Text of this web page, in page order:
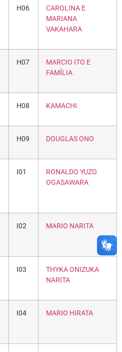
H06
CAROLINA E
MARIANA
VAKAHARA
H07
MARCIO ITO E
FAMÍLIA
H08 KAMACHI
H09 DOUGLAS ONO
I01
RONALDO YUZO
OGASAWARA
I02 MARIO NARITA
I03
THYKA ONIZUKA
NARITA
I04 MARIO HIRATA